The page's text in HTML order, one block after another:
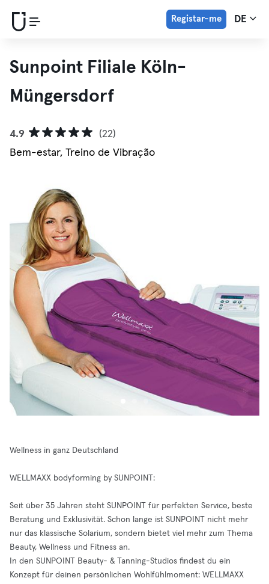
Registar-me DE
Sunpoint Filiale Köln-
Müngersdorf
4.9
(22)
Bem-estar, Treino de Vibração
Wellness in ganz Deutschland
WELLMAXX bodyforming by SUNPOINT:
Seit über 35 Jahren steht SUNPOINT für perfekten Service, beste
Beratung und Exklusivität. Schon lange ist SUNPOINT nicht mehr
nur das klassische Solarium, sondern bietet viel mehr zum Thema
Beauty, Wellness und Fitness an.
In den SUNPOINT Beauty- & Tanning-Studios findest du ein
Konzept für deinen persönlichen Wohlfühlmoment: WELLMAXX